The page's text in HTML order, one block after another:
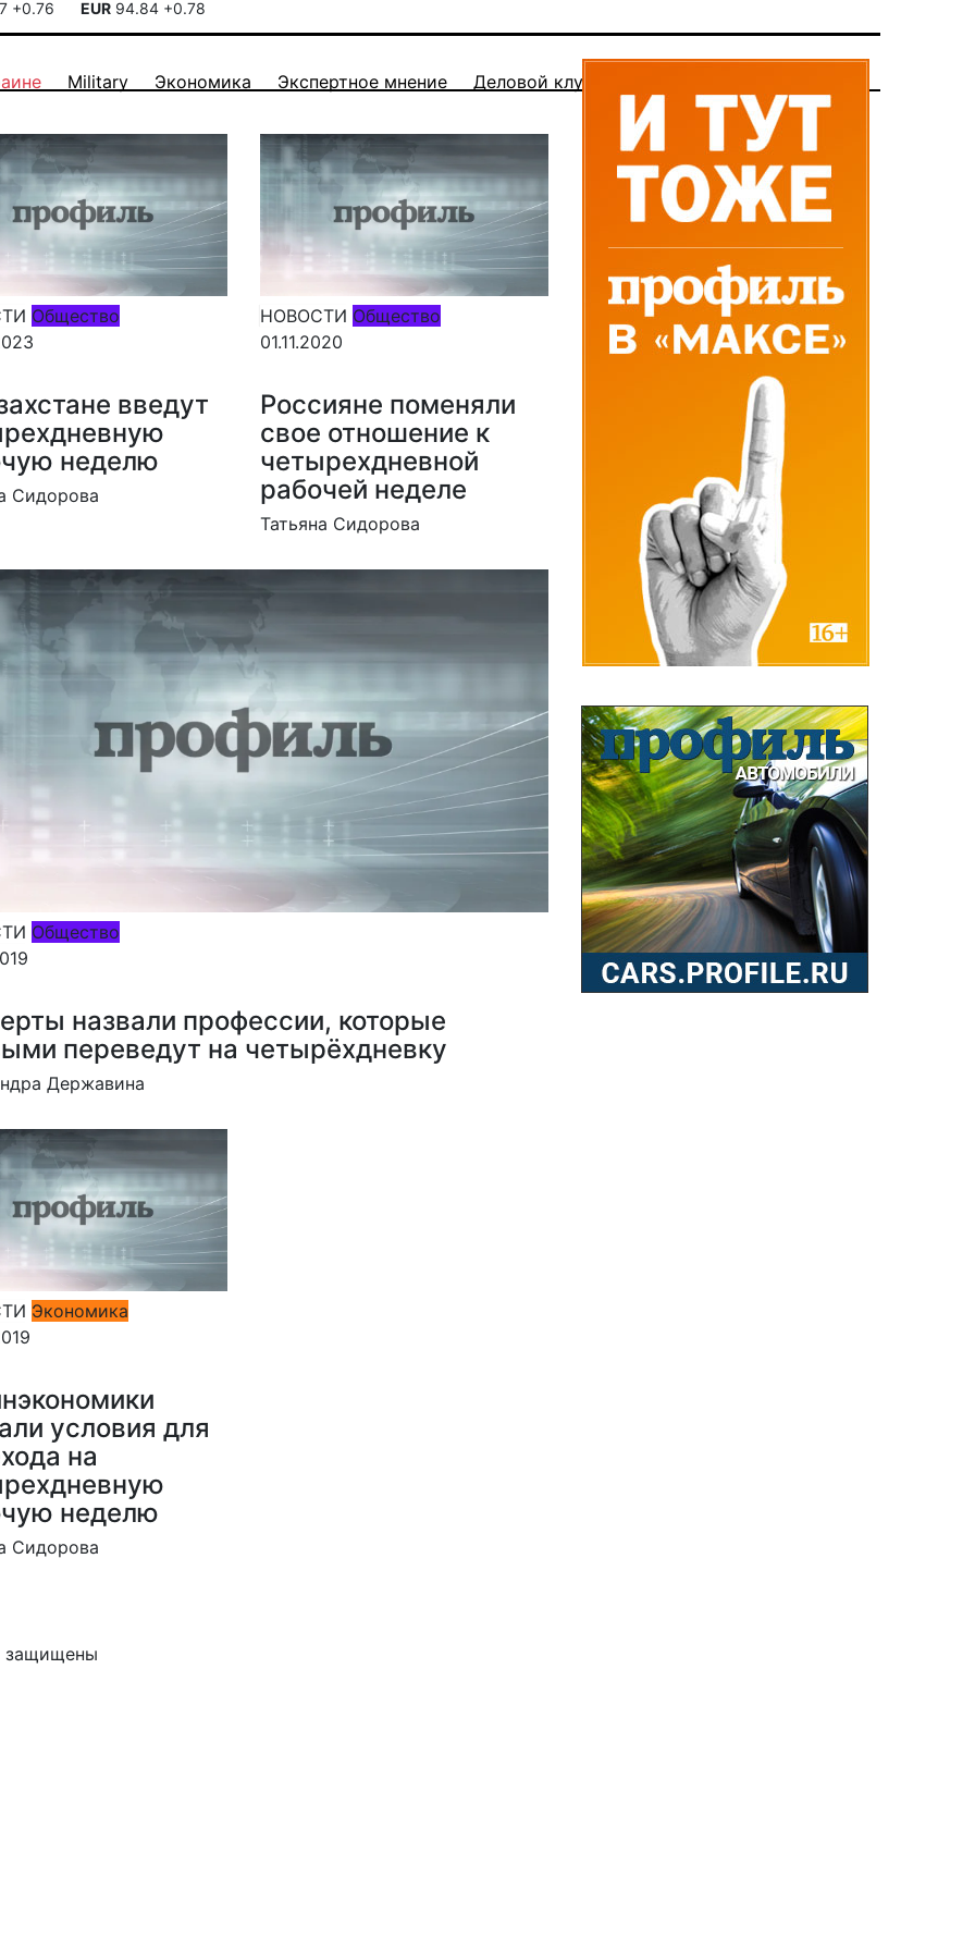
+0.76 EUR 94.84 +0.78
Military Экономика Экспертное мнение Деловой клуб
Общество
введут
неделю
Сидорова
НОВОСТИ Общество
01.11.2020
Россияне поменяли
свое отношение к
четырехдневной
рабочей неделе
Татьяна Сидорова
Общество
назвали профессии, которые
переведут на четырёхдневку
Державина
Экономика
условия для
на
неделю
Сидорова
защищены